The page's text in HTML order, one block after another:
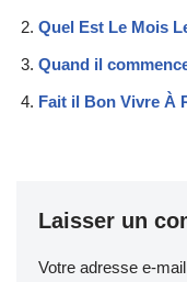
Quel Est Le Mois
Quand il
Fait il Bon Vivre À
Laisser un
Votre adresse e-